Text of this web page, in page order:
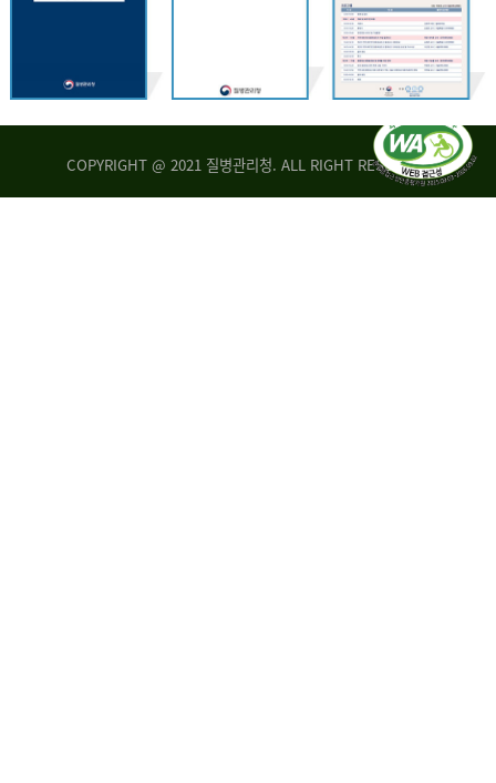
COPYRIGHT @ 2021 질병관리청. ALL RIGHT RESERVED